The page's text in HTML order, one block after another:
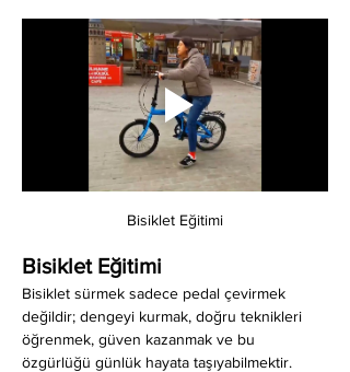
Bisiklet Eğitimi
Bisiklet Eğitimi
Bisiklet sürmek sadece pedal çevirmek
değildir; dengeyi kurmak, doğru teknikleri
öğrenmek, güven kazanmak ve bu
özgürlüğü günlük hayata taşıyabilmektir.